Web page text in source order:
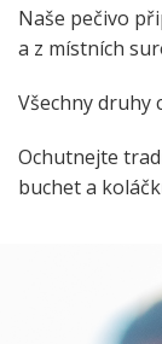
Naše pečivo
a z místních
Všechny druhy
Ochutnejte
buchet a